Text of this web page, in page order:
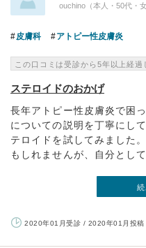
ouchino（本人・50代・
皮膚科 アトピー性皮膚炎
この口コミは受診から5年以上経過
ステロイドのおかげ
長年アトピー性皮膚炎で困
についての説明を丁寧にし
テロイドを試してみました
もしれませんが、自分とし
続
2020年01月受診 / 2020年01月投稿